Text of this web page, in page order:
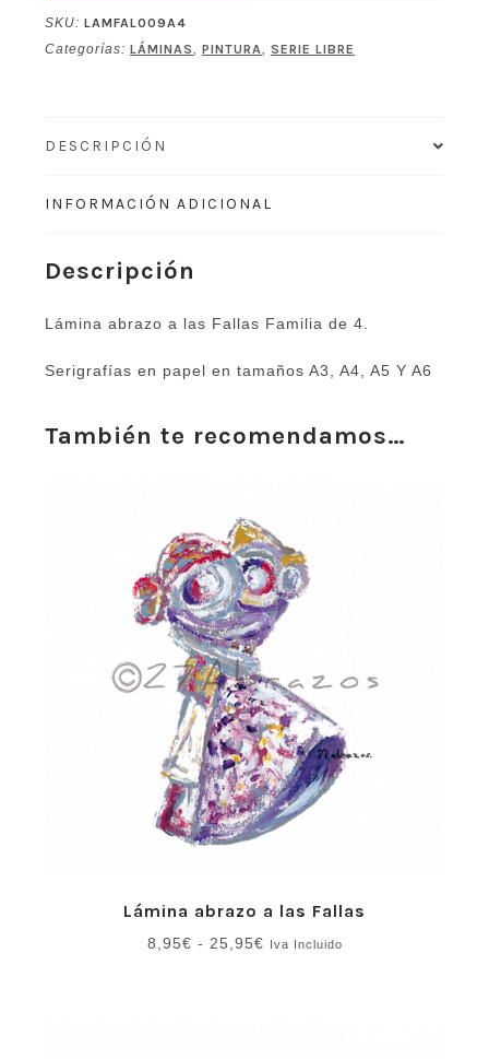
SKU: LAMFAL009A4
Categorías: LÁMINAS PINTURA SERIE LIBRE
DESCRIPCIÓN
INFORMACIÓN ADICIONAL
Descripción
Lámina abrazo a las Fallas Familia de 4.
Serigrafías en papel en tamaños A3, A4, A5 Y A6
También te recomendamos…
Lámina abrazo a las Fallas
8,95€ - 25,95€Rango
Iva Incluido